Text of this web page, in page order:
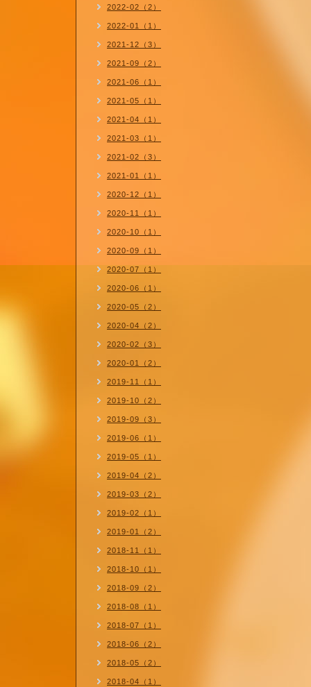
2022-02（2）
2022-01（1）
2021-12（3）
2021-09（2）
2021-06（1）
2021-05（1）
2021-04（1）
2021-03（1）
2021-02（3）
2021-01（1）
2020-12（1）
2020-11（1）
2020-10（1）
2020-09（1）
2020-07（1）
2020-06（1）
2020-05（2）
2020-04（2）
2020-02（3）
2020-01（2）
2019-11（1）
2019-10（2）
2019-09（3）
2019-06（1）
2019-05（1）
2019-04（2）
2019-03（2）
2019-02（1）
2019-01（2）
2018-11（1）
2018-10（1）
2018-09（2）
2018-08（1）
2018-07（1）
2018-06（2）
2018-05（2）
2018-04（1）